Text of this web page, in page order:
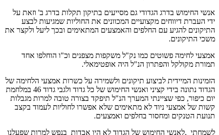
אנשי החימוש בדרג הגדודי גם מסייעים בתיקון תקלות בדרג ב' וזאת על
ידי העברת דיווחים מקצועיים המכוונים את החוליות שמגיעות לבצע
התיקונים להגיע עם החלפים והאמצעים המתאימים ובכך ליעל ולקצר את
משכי התיקונים.
אמצעי לחימה פשוטים כמו נק"ל משקפות מצפנים וכ"ו הוחלפו אחד
תמורת מקולקל והפתרון הנ"ל היה אופטימאלי.
הזמינות המיידית לביצוע תיקונים ולשמירה על כשרות אמצעי הלחימה של
הגדוד נתונה בידי קציני ואנשי החימוש של כל גדוד ולגבי גדוד 46 במלחמת
יום כיפור, כפי שציינתי המערך הנ"ל תיפקד בצורה טובה למרות מגבלות
קשות של אמצעי ניוד לא מתאימים שלא אפשרו לחוליות לעמוד בקצב
תנועת הטנקים ומחסור בחלפים ואמצעים.
לשמחתי ,לאנשי החימוש של הגדוד לא היו אבדות בנפש למרות שפעלנו